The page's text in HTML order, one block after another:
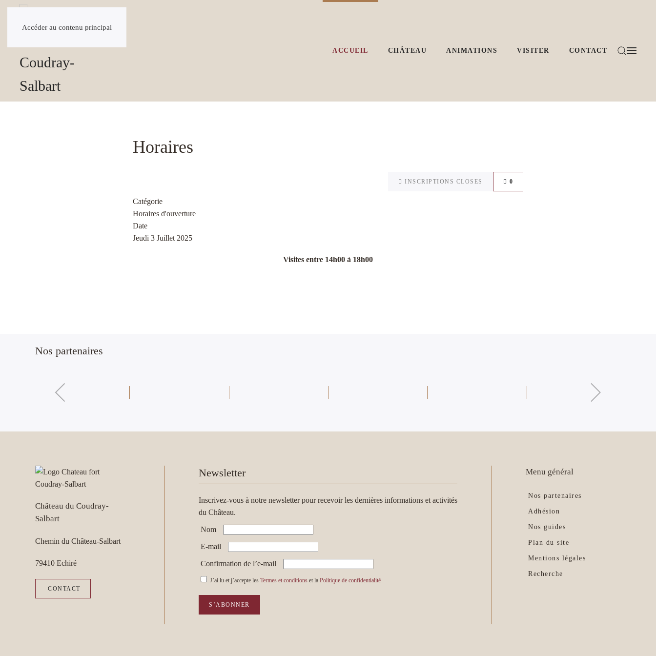
Accéder au contenu principal
ACCUEIL CHÂTEAU ANIMATIONS VISITER CONTACT
Horaires
INSCRIPTIONS CLOSES 0
Catégorie
Horaires d'ouverture
Date
Jeudi 3 Juillet 2025
Visites entre 14h00 à 18h00
Nos partenaires
Château du Coudray-
Salbart
Chemin du Château-Salbart
79410 Echiré
CONTACT
Newsletter
Inscrivez-vous à notre newsletter pour recevoir les dernières informations et activités
du Château.
Nom
E-mail
Confirmation de l’e-mail
J’ai lu et j’accepte les Termes et conditions et la Politique de confidentialité
S’ABONNER
Menu général
Nos partenaires
Adhésion
Nos guides
Plan du site
Mentions légales
Recherche